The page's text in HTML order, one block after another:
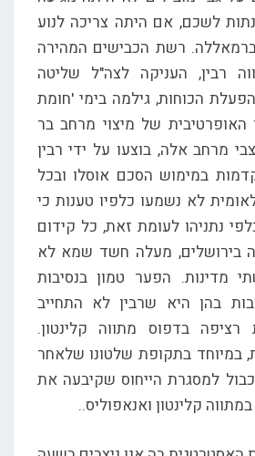
לשכם, אם היתה צריכה לנוע
רשת הכבישים המהירה
רבין, העניקה לצה"ל שליטה
הכוחות, גילמה בימי 'חומת
של מיצוי מרחב בר
מרחב אלה, בוצעו על ידי רבין
במימוש הסכם אוסלו ובכל
לא נשמעו כלפיו טענות כי
נתניהו לעומת זאת, כל קידום
בירושלים, מעלה חשד שמא לא
מדינות. הפער טמון בנסיבות
בהן היא שרבין לא התחייב
רציפה בדפוס מתווה קלינטון.
במיוחד בתקופת שלטונו שלאחר
כבול למסגרת הייחוס שקיבעה את
קלינטון ואנאפוליס..